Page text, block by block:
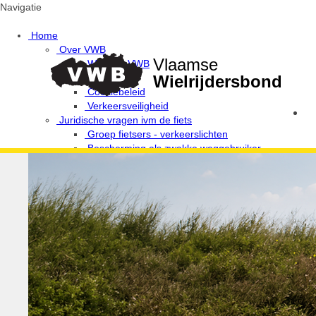
Navigatie
Home
Over VWB
Waarom VWB
Privacy
Cookiebeleid
Verkeersveiligheid
Juridische vragen ivm de fiets
Groep fietsers - verkeerslichten
Bescherming als zwakke weggebruiker
Ethiek / Integriteit / Verkeersregels
Fiets Wijs!
Campagne Fietsen in harmonie
De 10 geboden van de wielertoerist / MTB'er
Verkeerswetgeving voor fietsers
Antidoping
Verantwoordelijke Integriteit / Ethiek
Media & wedstrijden
VWB Foto-Challenges
Foto-challenge 2020
Vlaamse
Wielrijdersbond